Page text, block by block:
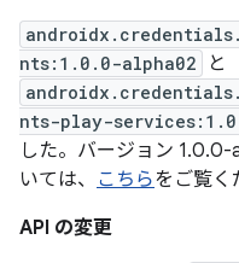
nts:1.0.0-alpha02
と
nts-play-
した。バージョン
いては、 こちらをご覧く
API の変更